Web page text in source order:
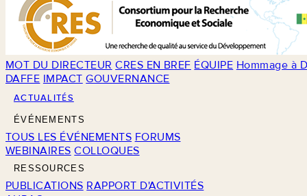
MOT DU DIRECTEUR CRES EN BREF ÉQUIPE Hommage à
DAFFE IMPACT GOUVERNANCE
ACTUALITÉS
ÉVÉNEMENTS
TOUS LES ÉVÉNEMENTS FORUMS
WEBINAIRES COLLOQUES
RESSOURCES
PUBLICATIONS RAPPORT D'ACTIVITÉS